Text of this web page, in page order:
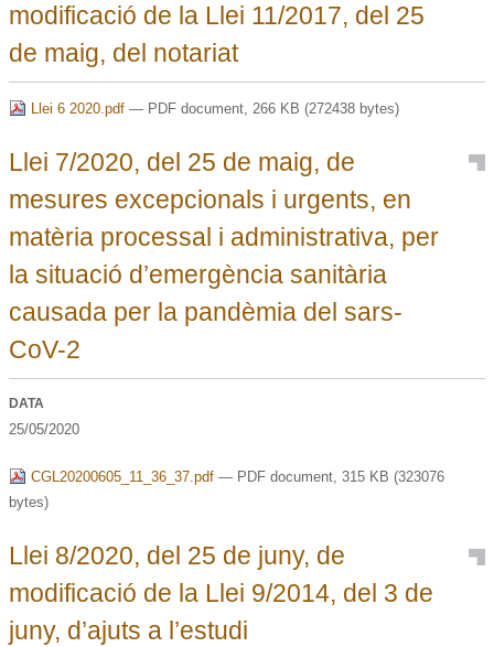
modificació de la Llei 11/2017, del 25
de maig, del notariat
Llei 6 2020.pdf— PDF document, 266 KB (272438 bytes)
Llei 7/2020, del 25 de maig, de
mesures excepcionals i urgents, en
matèria processal i administrativa, per
la situació d’emergència sanitària
causada per la pandèmia del sars-
CoV-2
DATA
25/05/2020
CGL20200605_11_36_37.pdf— PDF document, 315 KB (323076
bytes)
Llei 8/2020, del 25 de juny, de
modificació de la Llei 9/2014, del 3 de
juny, d’ajuts a l’estudi